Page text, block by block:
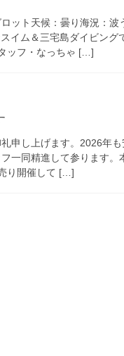
ット天候：曇り海況：波
イム＆三宅島ダイビング
ッフ・なっちゃ […]
申し上げます。2026年
一同精進して参ります。
り開催して […]